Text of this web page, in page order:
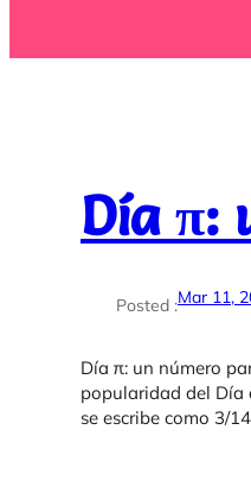
Día π:
Posted :Mar 11,
Día π: un número
popularidad del Día
se escribe como 3/